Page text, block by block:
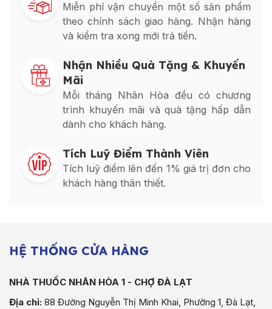
Miễn phí vận chuyển một số sản phẩm
theo chính sách giao hàng. Nhận hàng
và kiểm tra xong mới trả tiền.
Nhận Nhiều Quà Tặng & Khuyến
Mãi
Mỗi tháng Nhân Hòa đều có chương
trình khuyến mãi và quà tặng hấp dẫn
dành cho khách hàng.
Tích Luỹ Điểm Thành Viên
Tích luỹ điểm lên đến 1% giá trị đơn cho
khách hàng thân thiết.
HỆ THỐNG CỬA HÀNG
NHÀ THUỐC NHÂN HÒA 1 - CHỢ ĐÀ LẠT
Địa chỉ: 88 Đường Nguyễn Thị Minh Khai, Phường 1, Đà Lạt,